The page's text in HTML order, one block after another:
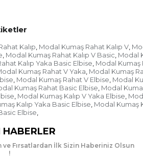
Kalıp, Modal Kumaş Rahat Kalıp V,
, Modal Kumaş Rahat Kalıp V Basic, Modal
Kalıp Yaka Basic Elbise, Modal Kumaş
Kumaş Rahat V Yaka, Modal Kumaş
, Modal Kumaş Rahat V Elbise, Modal
Kumaş Rahat Basic Elbise, Modal
, Modal Kumaş Kalıp V Yaka Elbise,
Kalıp Yaka Basic Elbise, Modal Kumaş
Elbise,
Fırsatlardan İlk Sizin Haberiniz Olsun
!